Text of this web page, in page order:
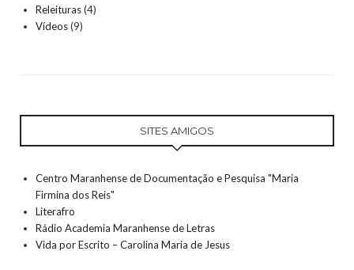
Releituras(4)
Vídeos(9)
SITES AMIGOS
Centro Maranhense de Documentação e Pesquisa "Maria
Firmina dos Reis"
Literafro
Rádio Academia Maranhense de Letras
Vida por Escrito – Carolina Maria de Jesus